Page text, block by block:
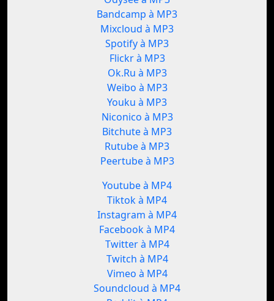
Bandcamp à MP3
Mixcloud à MP3
Spotify à MP3
Flickr à MP3
Ok.Ru à MP3
Weibo à MP3
Youku à MP3
Niconico à MP3
Bitchute à MP3
Rutube à MP3
Peertube à MP3
Youtube à MP4
Tiktok à MP4
Instagram à MP4
Facebook à MP4
Twitter à MP4
Twitch à MP4
Vimeo à MP4
Soundcloud à MP4